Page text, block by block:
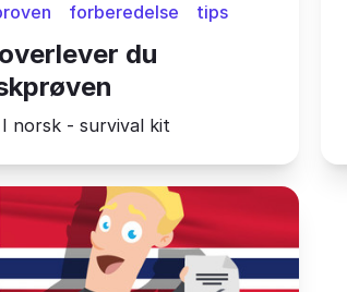
forberedelse tips
du
norsk - survival kit